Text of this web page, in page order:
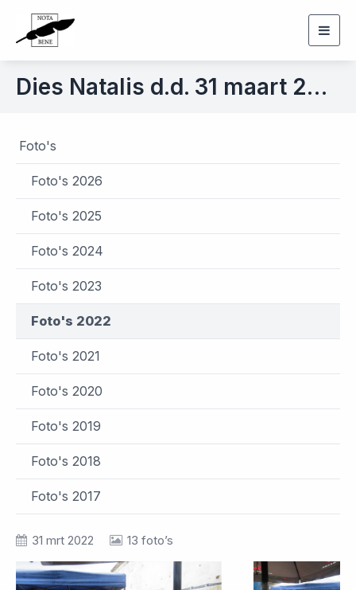
Dies Natalis d.d. 31 maart 2022
Foto's
Foto's 2026
Foto's 2025
Foto's 2024
Foto's 2023
Foto's 2022
Foto's 2021
Foto's 2020
Foto's 2019
Foto's 2018
Foto's 2017
31 mrt 2022 13 foto’s